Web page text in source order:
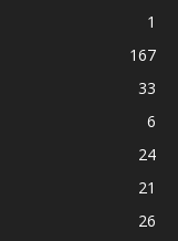
1
167
33
6
24
21
26